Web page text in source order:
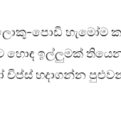
පොඩි හැමෝම
හොඳ ඉල්ලුමක්
හදාගන්න පුළුවන්